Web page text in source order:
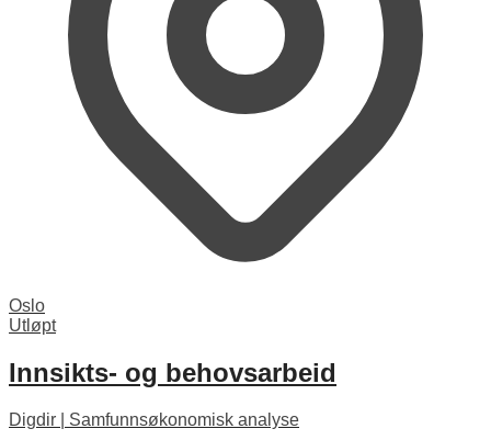
Oslo
Utløpt
Innsikts- og behovsarbeid
Digdir Samfunnsøkonomisk analyse